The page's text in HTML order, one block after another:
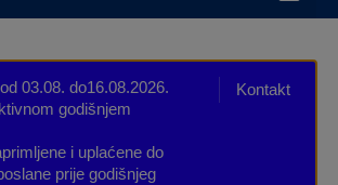
Kontakt
03.08. do16.08.2026.
godišnjem
i uplaćene do
prije godišnjeg